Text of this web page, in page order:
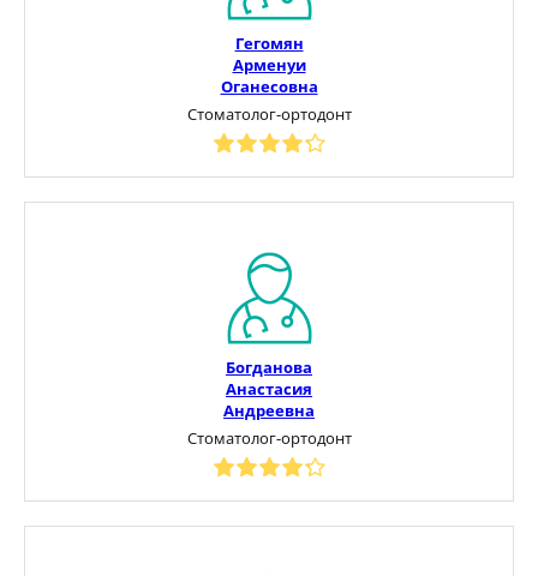
Гегомян
Арменуи
Оганесовна
Стоматолог-ортодонт
Богданова
Анастасия
Андреевна
Стоматолог-ортодонт